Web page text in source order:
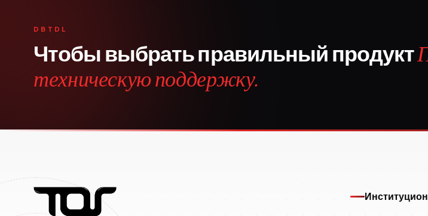
DBTDL
Чтобы выбрать правильный продукт
техническую поддержку.